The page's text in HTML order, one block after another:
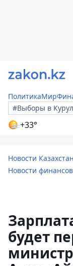
ПолитикаМир
#Выборы в
+33°
Новости
Новости финансов
будет